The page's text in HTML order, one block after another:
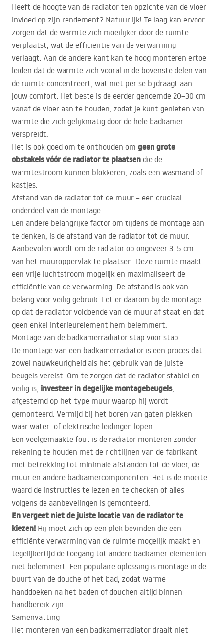
Heeft de hoogte van de radiator ten opzichte van de vloer
invloed op zijn rendement? Natuurlijk! Te laag kan ervoor
zorgen dat de warmte zich moeilijker door de ruimte
verplaatst, wat de efficiëntie van de verwarming
verlaagt. Aan de andere kant kan te hoog monteren ertoe
leiden dat de warmte zich vooral in de bovenste delen van
de ruimte concentreert, wat niet per se bijdraagt aan
jouw comfort. Het beste is de eerder genoemde 20–30 cm
vanaf de vloer aan te houden, zodat je kunt genieten van
warmte die zich gelijkmatig door de hele badkamer
verspreidt.
Het is ook goed om te onthouden om geen grote
obstakels vóór de radiator te plaatsen die de
warmtestroom kunnen blokkeren, zoals een wasmand of
kastjes.
Afstand van de radiator tot de muur – een cruciaal
onderdeel van de montage
Een andere belangrijke factor om tijdens de montage aan
te denken, is de afstand van de radiator tot de muur.
Aanbevolen wordt om de radiator op ongeveer 3–5 cm
van het muuroppervlak te plaatsen. Deze ruimte maakt
een vrije luchtstroom mogelijk en maximaliseert de
efficiëntie van de verwarming. De afstand is ook van
belang voor veilig gebruik. Let er daarom bij de montage
op dat de radiator voldoende van de muur af staat en dat
geen enkel interieurelement hem belemmert.
Montage van de badkamerradiator stap voor stap
De montage van een badkamerradiator is een proces dat
zowel nauwkeurigheid als het gebruik van de juiste
beugels vereist. Om te zorgen dat de radiator stabiel en
veilig is, investeer in degelijke montagebeugels,
afgestemd op het type muur waarop hij wordt
gemonteerd. Vermijd bij het boren van gaten plekken
waar water- of elektrische leidingen lopen.
Een veelgemaakte fout is de radiator monteren zonder
rekening te houden met de richtlijnen van de fabrikant
met betrekking tot minimale afstanden tot de vloer, de
muur en andere badkamercomponenten. Het is de moeite
waard de instructies te lezen en te checken of alles
volgens de aanbevelingen is gemonteerd.
En vergeet niet de juiste locatie van de radiator te
kiezen! Hij moet zich op een plek bevinden die een
efficiënte verwarming van de ruimte mogelijk maakt en
tegelijkertijd de toegang tot andere badkamer-elementen
niet belemmert. Een populaire oplossing is montage in de
buurt van de douche of het bad, zodat warme
handdoeken na het baden of douchen altijd binnen
handbereik zijn.
Samenvatting
Het monteren van een badkamerradiator draait niet